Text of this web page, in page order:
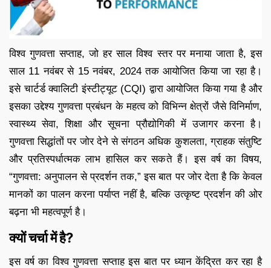
विश्व गुणवत्ता सप्ताह, जो हर साल विश्व स्तर पर मनाया जाता है, इस
साल 11 नवंबर से 15 नवंबर, 2024 तक आयोजित किया जा रहा है।
इसे चार्टर्ड क्वालिटी इंस्टीट्यूट (CQI) द्वारा आयोजित किया गया है और
इसका उद्देश्य गुणवत्ता प्रबंधन के महत्व को विभिन्न क्षेत्रों जैसे विनिर्माण,
स्वास्थ्य सेवा, शिक्षा और सूचना प्रौद्योगिकी में उजागर करना है।
गुणवत्ता सिद्धांतों पर जोर देने से संगठन अधिक कुशलता, ग्राहक संतुष्टि
और प्रतिस्पर्धात्मक लाभ हासिल कर सकते हैं। इस वर्ष का विषय,
“गुणवत्ता: अनुपालन से प्रदर्शन तक,” इस बात पर जोर देता है कि केवल
मानकों का पालन करना पर्याप्त नहीं है, बल्कि उत्कृष्ट प्रदर्शन की ओर
बढ़ना भी महत्वपूर्ण है।
क्यों चर्चा में है?
इस वर्ष का विश्व गुणवत्ता सप्ताह इस बात पर ध्यान केंद्रित कर रहा है